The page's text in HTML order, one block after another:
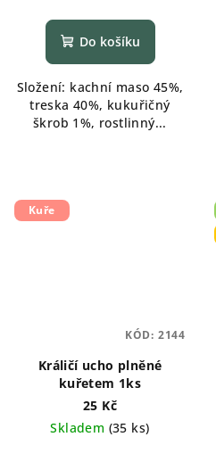
hodnocení
produktu
z
5
hvězdiček.
Do košíku
Složení: kachní maso 45%,
treska 40%, kukuřičný
škrob 1%, rostlinný...
Kuře
Králičí ucho plněné
kuřetem 1ks
25 Kč
Skladem (35 ks)
KÓD: 2144